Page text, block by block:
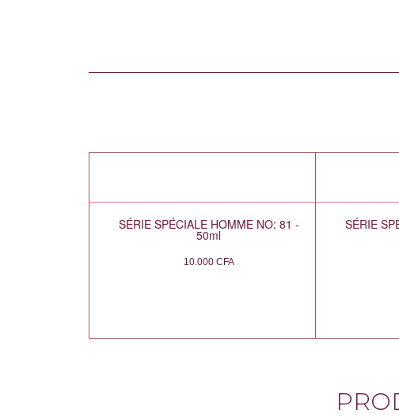
SÉRIE SPÉCIALE HOMME NO: 81 -
50ml
10.000 CFA
SÉRIE